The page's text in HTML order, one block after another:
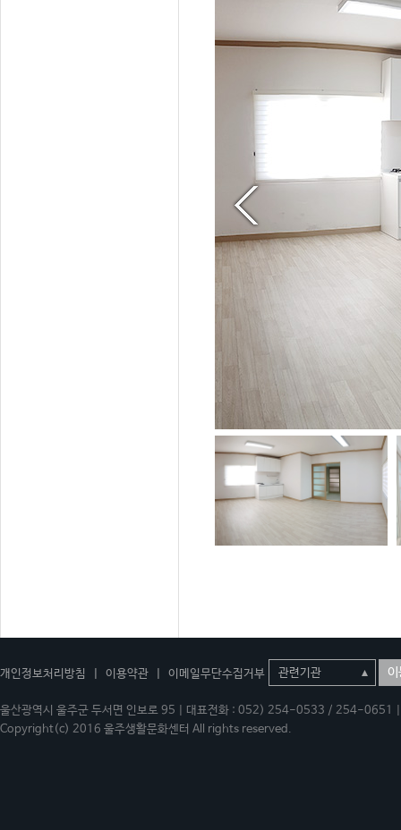
개인정보처리방침 이용약관 이메일무단수집거부 이
울산광역시 울주군 두서면 인보로 95 | 대표전화 : 052) 254-0533 / 254-
Copyright(c) 2016 울주생활문화센터 All rights reserved.